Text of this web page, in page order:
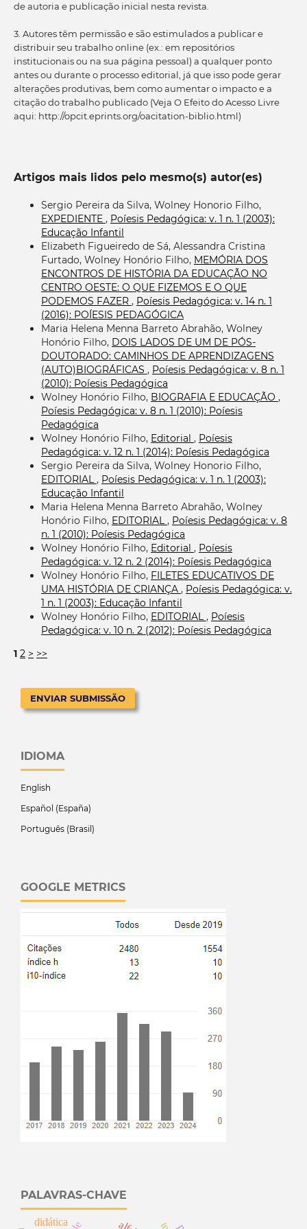
de autoria e publicação inicial nesta revista.
3. Autores têm permissão e são estimulados a publicar e
distribuir seu trabalho online (ex.: em repositórios
institucionais ou na sua página pessoal) a qualquer ponto
antes ou durante o processo editorial, já que isso pode gerar
alterações produtivas, bem como aumentar o impacto e a
citação do trabalho publicado (Veja O Efeito do Acesso Livre
aqui: http://opcit.eprints.org/oacitation-biblio.html)
Artigos mais lidos pelo mesmo(s) autor(es)
Sergio Pereira da Silva, Wolney Honorio Filho,
EXPEDIENTE , Poíesis Pedagógica: v. 1 n. 1 (2003):
Educação Infantil
Elizabeth Figueiredo de Sá, Alessandra Cristina
Furtado, Wolney Honório Filho, MEMÓRIA DOS
ENCONTROS DE HISTÓRIA DA EDUCAÇÃO NO
CENTRO OESTE: O QUE FIZEMOS E O QUE
PODEMOS FAZER , Poíesis Pedagógica: v. 14 n. 1
(2016): POÍESIS PEDAGÓGICA
Maria Helena Menna Barreto Abrahão, Wolney
Honório Filho, DOIS LADOS DE UM DE PÓS-
DOUTORADO: CAMINHOS DE APRENDIZAGENS
(AUTO)BIOGRÁFICAS , Poíesis Pedagógica: v. 8 n. 1
(2010): Poíesis Pedagógica
Wolney Honório Filho, BIOGRAFIA E EDUCAÇÃO ,
Poíesis Pedagógica: v. 8 n. 1 (2010): Poíesis
Pedagógica
Wolney Honório Filho, Editorial , Poíesis
Pedagógica: v. 12 n. 1 (2014): Poíesis Pedagógica
Sergio Pereira da Silva, Wolney Honorio Filho,
EDITORIAL, Poíesis Pedagógica: v. 1 n. 1 (2003):
Educação Infantil
Maria Helena Menna Barreto Abrahão, Wolney
Honório Filho, EDITORIAL, Poíesis Pedagógica: v. 8
n. 1 (2010): Poíesis Pedagógica
Wolney Honório Filho, Editorial , Poíesis
Pedagógica: v. 12 n. 2 (2014): Poíesis Pedagógica
Wolney Honório Filho, FILETES EDUCATIVOS DE
UMA HISTÓRIA DE CRIANÇA , Poíesis Pedagógica: v.
1 n. 1 (2003): Educação Infantil
Wolney Honório Filho, EDITORIAL, Poíesis
Pedagógica: v. 10 n. 2 (2012): Poíesis Pedagógica
1 2 > >>
ENVIAR SUBMISSÃO
IDIOMA
English
Español (España)
Português (Brasil)
GOOGLE METRICS
PALAVRAS-CHAVE
didática